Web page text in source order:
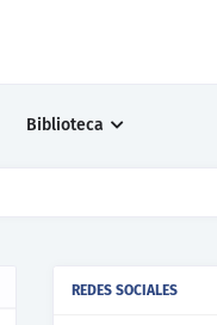
Biblioteca
REDES SOCIALES